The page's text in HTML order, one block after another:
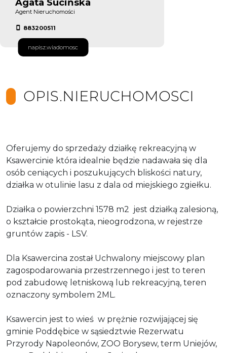
Agent Nieruchomości
883200511
napisz.wiadomosc
OPIS.NIERUCHOMOSCI
Oferujemy do sprzedaży działkę rekreacyjną w
Ksawercinie która idealnie będzie nadawała się dla
osób ceniących i poszukujących bliskości natury,
działka w otulinie lasu z dala od miejskiego zgiełku.
Działka o powierzchni 1578 m2 jest działką zalesioną,
o kształcie prostokąta, nieogrodzona, w rejestrze
gruntów zapis - LSV.
Dla Ksawercina został Uchwalony miejscowy plan
zagospodarowania przestrzennego i jest to teren
pod zabudowę letniskową lub rekreacyjną, teren
oznaczony symbolem 2ML.
Ksawercin jest to wieś w prężnie rozwijającej się
gminie Poddębice w sąsiedztwie Rezerwatu
Przyrody Napoleonów, ZOO Borysew, term Uniejów,